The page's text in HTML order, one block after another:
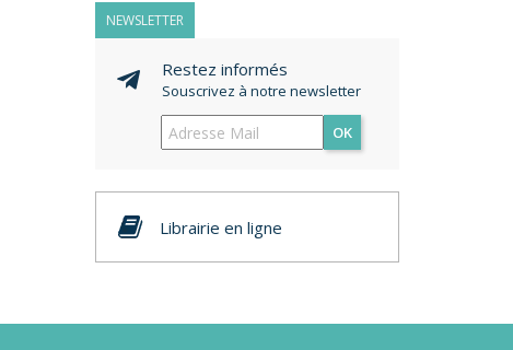
NEWSLETTER
Restez informés
Souscrivez à notre newsletter
OK
Librairie en ligne